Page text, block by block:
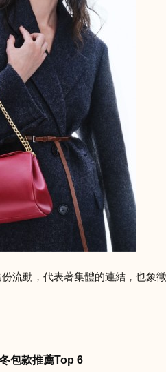
流動，代表著集體的連結，也象
包款推薦Top 6